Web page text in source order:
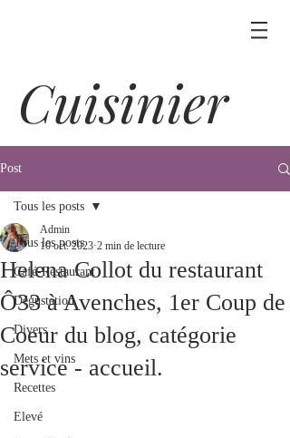
Cuisinier
Post
Tous les posts
Café-Restaurant
Dégustation
Divers
Mets et vins
Recettes
Elevé
Tous les posts
Helena Collot du restaurant
Ô33 à Avenches, 1er Coup de
Coeur du blog, catégorie
service - accueil.
Admin
10 oct. 2023 2 min de lecture